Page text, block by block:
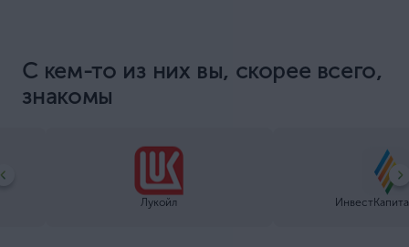
С кем-то из них вы, скорее всего,
знакомы
Лукойл